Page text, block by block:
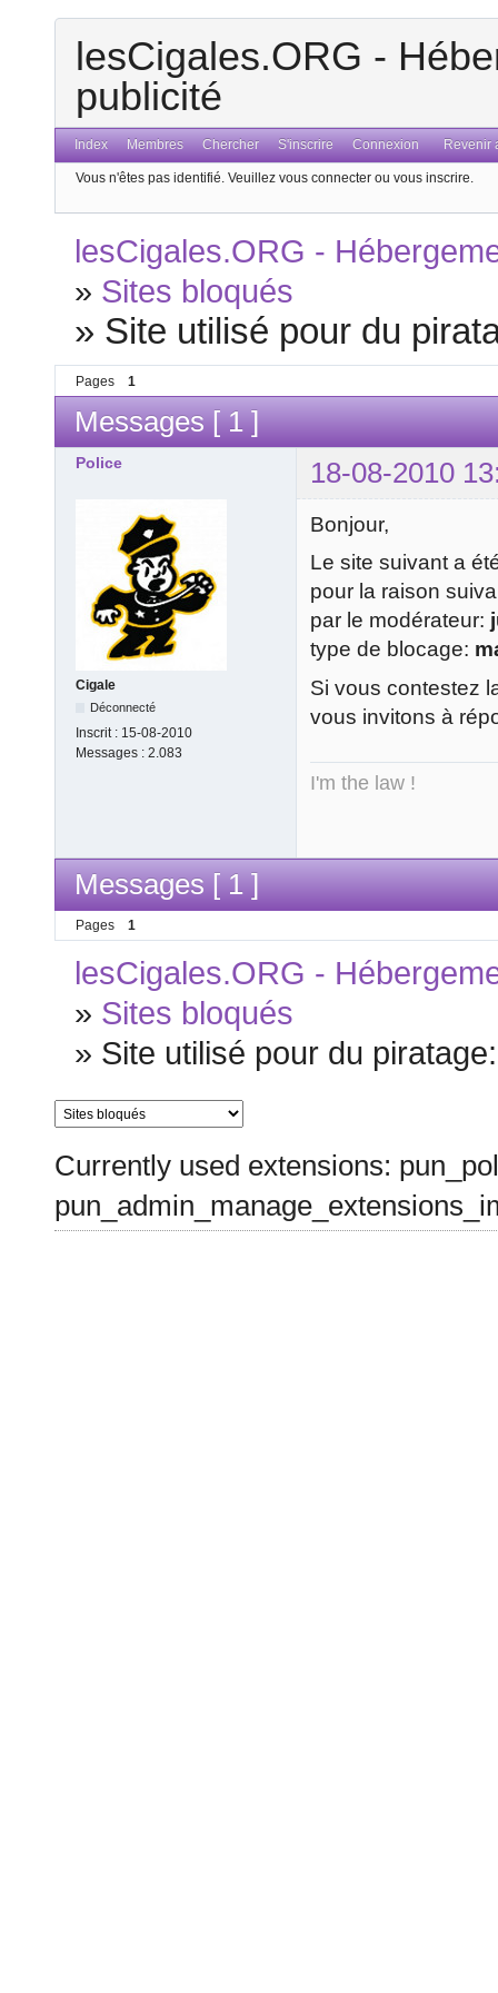
lesCigales.ORG -
publicité
Index Membres Chercher S'inscrire Connexion Revenir
Vous n'êtes pas identifié. Veuillez vous connecter ou vous inscrire.
lesCigales.ORG -
» Sites bloqués
» Site utilisé pour du
Pages 1
Messages [ 1 ]
Police 18-08-2010
Cigale
Déconnecté
Inscrit : 15-08-2010
Messages : 2.083
Bonjour,
Le site suivant a
pour la raison
par le modérateur:
type de blocage:
Si vous contestez
vous invitons à
I'm the law !
Messages [ 1 ]
Pages 1
lesCigales.ORG -
» Sites bloqués
» Site utilisé pour du
Currently used extensions: